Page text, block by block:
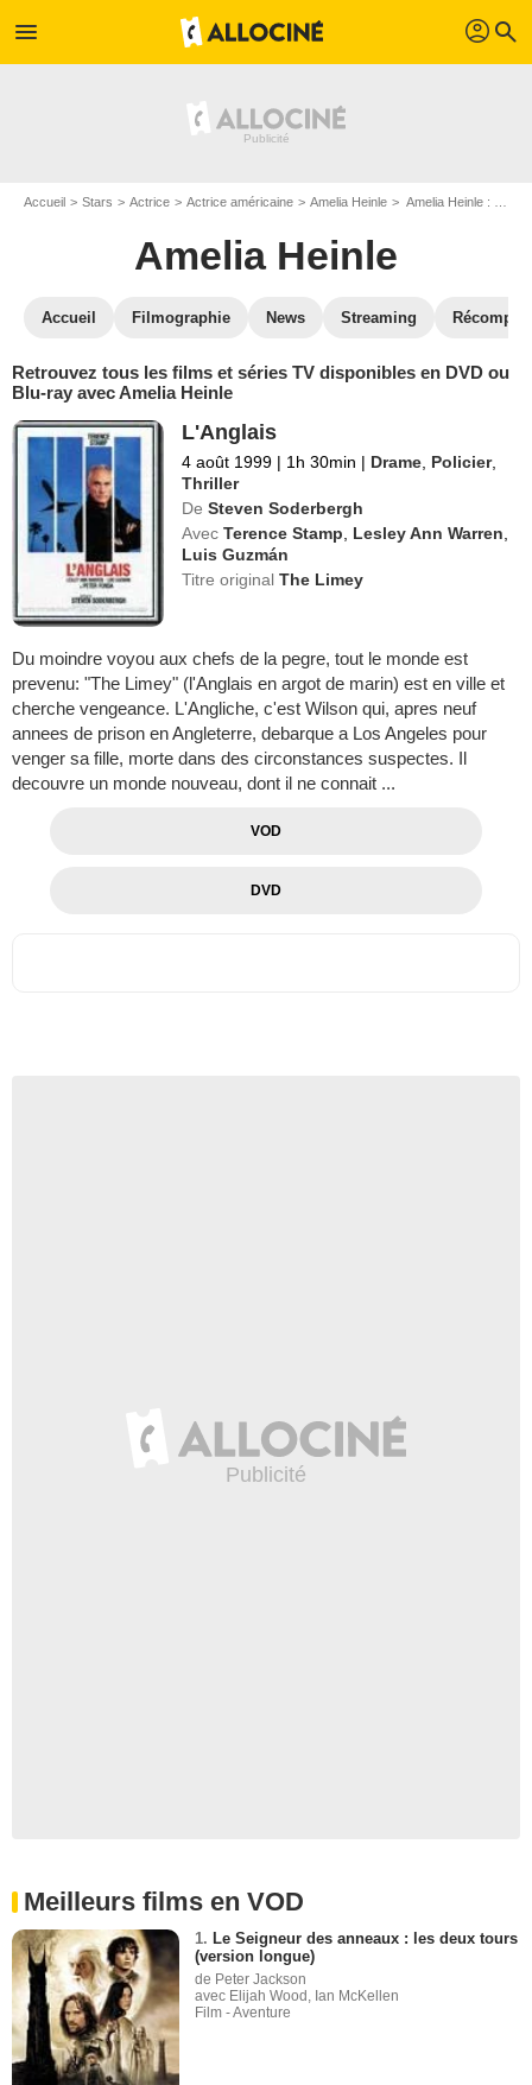
menu profil search
Accueil Stars Actrice Actrice américaine Amelia Heinle Amelia Heinle : ses Blu-Ray, DVD, VOD, SVOD
Amelia Heinle
Accueil Filmographie News Streaming
Retrouvez tous les films et séries TV disponibles en DVD ou
Blu-ray avec Amelia Heinle
L'Anglais
4 août 1999 | 1h 30min | Drame Policier,
Thriller
De Steven Soderbergh
Avec Terence Stamp Lesley Ann Warren
Luis Guzmán
Titre originalThe Limey
Du moindre voyou aux chefs de la pegre, tout le monde est
prevenu: "The Limey" (l'Anglais en argot de marin) est en ville et
cherche vengeance. L'Angliche, c'est Wilson qui, apres neuf
annees de prison en Angleterre, debarque a Los Angeles pour
venger sa fille, morte dans des circonstances suspectes. Il
decouvre un monde nouveau, dont il ne connait ...
VOD
DVD
Meilleurs films en VOD
1. Le Seigneur des anneaux : les deux tours
(version longue)
de Peter Jackson
avec Elijah Wood, Ian McKellen
Film - Aventure